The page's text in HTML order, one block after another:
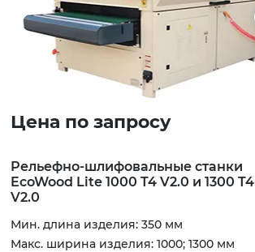
Цена по запросу
Рельефно-шлифовальные станки
EcoWood Lite 1000 T4 V2.0 и 1300 T4
V2.0
Мин. длина изделия: 350 мм
Макс. ширина изделия: 1000; 1300 мм